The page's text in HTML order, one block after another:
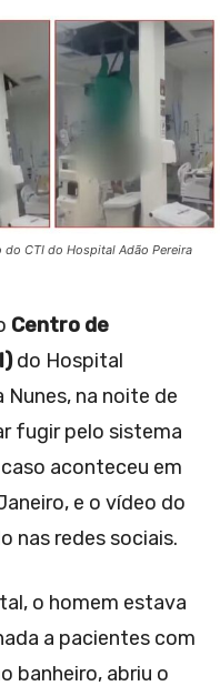
CTI do Hospital Adão Pereira
Centro de
do Hospital
na noite de
fugir pelo sistema
aconteceu em
e o vídeo do
nas redes sociais.
o homem estava
a pacientes com
banheiro, abriu o